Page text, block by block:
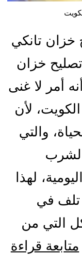
خزان تانكي
خزان
أمر لا غنى
لأن
والتي
لهذا
في
التي من
متابعة قراءة